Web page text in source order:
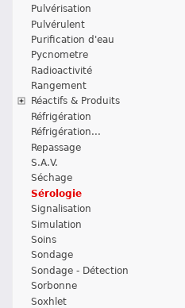
Pulvérisation
Pulvérulent
Purification d'eau
Pycnometre
Radioactivité
Rangement
Réactifs & Produits
Réfrigération
Réfrigération...
Repassage
S.A.V.
Séchage
Sérologie
Signalisation
Simulation
Soins
Sondage
Sondage - Détection
Sorbonne
Soxhlet